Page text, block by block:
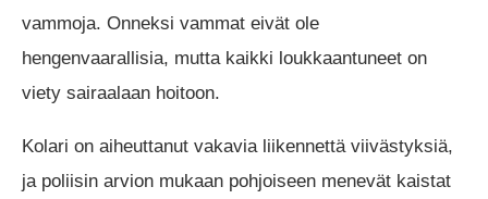
vammoja. Onneksi vammat eivät ole
hengenvaarallisia, mutta kaikki loukkaantuneet on
viety sairaalaan hoitoon.
Kolari on aiheuttanut vakavia liikennettä viivästyksiä,
ja poliisin arvion mukaan pohjoiseen menevät kaistat